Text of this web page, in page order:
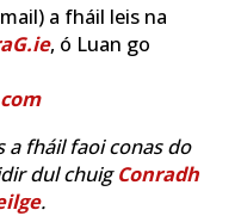
a fháil leis na
, ó Luan go
a fháil faoi conas do
dul chuigConradh
.